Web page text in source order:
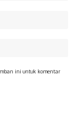
ini untuk komentar